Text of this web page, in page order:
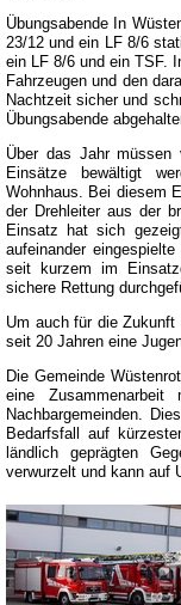
Übungsabende In
23/12 und ein LF 8/6
ein LF 8/6 und ein TSF.
Fahrzeugen und den
Nachtzeit sicher und
Übungsabende
Über das Jahr müssen
Einsätze bewältigt
Wohnhaus. Bei diesem
der Drehleiter aus der
Einsatz hat sich
aufeinander
seit kurzem im
sichere Rettung
Um auch für die
seit 20 Jahren eine
Die Gemeinde
eine
Nachbargemeinden.
Bedarfsfall auf
ländlich geprägten
verwurzelt und kann auf